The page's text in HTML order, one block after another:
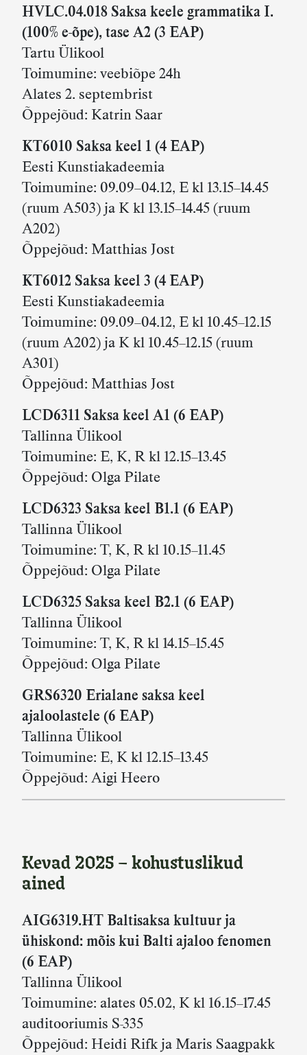
HVLC.04.018 Saksa keele grammatika I.
(100% e-õpe), tase A2 (3 EAP)
Tartu Ülikool
Toimumine: veebiõpe 24h
Alates 2. septembrist
Õppejõud: Katrin Saar
KT6010 Saksa keel 1 (4 EAP)
Eesti Kunstiakadeemia
Toimumine: 09.09–04.12, E kl 13.15–14.45
(ruum A503) ja K kl 13.15–14.45 (ruum
A202)
Õppejõud: Matthias Jost
KT6012 Saksa keel 3 (4 EAP)
Eesti Kunstiakadeemia
Toimumine: 09.09–04.12, E kl 10.45–12.15
(ruum A202) ja K kl 10.45–12.15 (ruum
A301)
Õppejõud: Matthias Jost
LCD6311 Saksa keel A1 (6 EAP)
Tallinna Ülikool
Toimumine: E, K, R kl 12.15–13.45
Õppejõud: Olga Pilate
LCD6323 Saksa keel B1.1 (6 EAP)
Tallinna Ülikool
Toimumine: T, K, R kl 10.15–11.45
Õppejõud: Olga Pilate
LCD6325 Saksa keel B2.1 (6 EAP)
Tallinna Ülikool
Toimumine: T, K, R kl 14.15–15.45
Õppejõud: Olga Pilate
GRS6320 Erialane saksa keel
ajaloolastele (6 EAP)
Tallinna Ülikool
Toimumine: E, K kl 12.15–13.45
Õppejõud: Aigi Heero
Kevad 2025 – kohustuslikud
ained
AIG6319.HT Baltisaksa kultuur ja
ühiskond: mõis kui Balti ajaloo fenomen
(6 EAP)
Tallinna Ülikool
Toimumine: alates 05.02, K kl 16.15–17.45
auditooriumis S-335
Õppejõud: Heidi Rifk ja Maris Saagpakk